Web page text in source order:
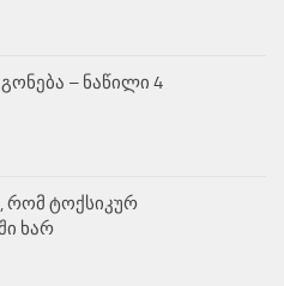
– ნაწილი 4
რომ ტოქსიკურ
ხარ